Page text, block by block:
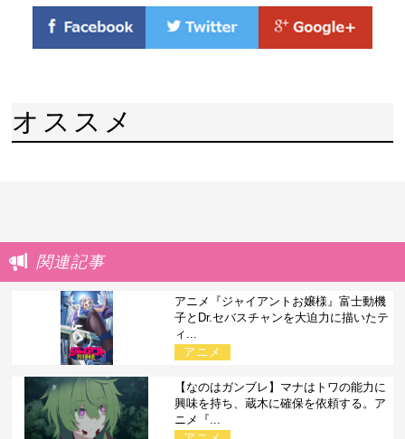
オススメ
関連記事
アニメ『ジャイアントお嬢様』富士動機
子とDr.セバスチャンを大迫力に描いたテ
ィ...
アニメ
【なのはガンブレ】マナはトワの能力に
興味を持ち、蔵木に確保を依頼する。ア
ニメ『...